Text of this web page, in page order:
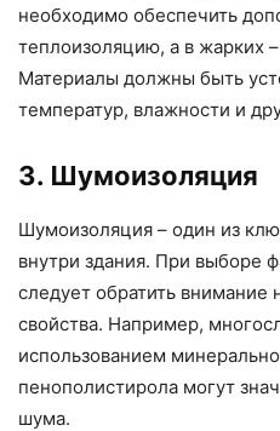
необходимо обеспечить
теплоизоляцию, а в жарких
Материалы должны быть
температур, влажности и
3. Шумоизоляция
Шумоизоляция – один из
внутри здания. При выборе
следует обратить
свойства. Например,
использованием
пенополистирола могут
шума.